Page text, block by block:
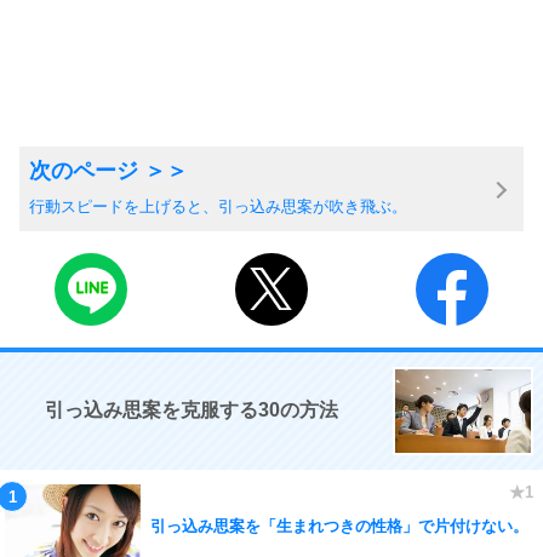
行動スピードを上げると、引っ込み思案が吹き飛ぶ。
引っ込み思案を克服する30の方法
引っ込み思案を「生まれつきの性格」で片付けない。